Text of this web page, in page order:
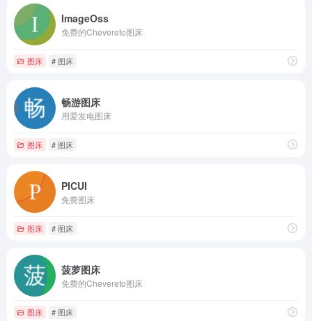
ImageOss
免费的Chevereto图床
图床 # 图床
畅游图床
用爱发电图床
图床 # 图床
PICUI
免费图床
图床 # 图床
菠萝图床
免费的Chevereto图床
图床 # 图床